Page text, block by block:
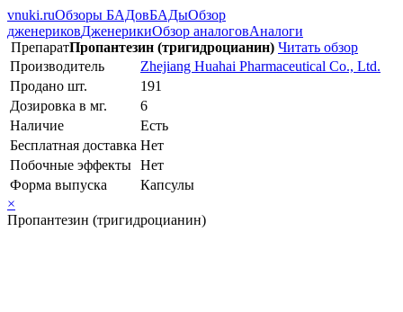
vnuki.ruОбзоры БАДовБАДыОбзор
дженериковДженерикиОбзор аналоговАналоги
ПрепаратПропантезин (тригидроцианин) Читать обзор
Производитель
Zhejiang Huahai Pharmaceutical Co., Ltd.
Продано шт.
191
Дозировка в мг.
6
Наличие
Есть
Бесплатная доставка Нет
Побочные эффекты Нет
Форма выпуска
Капсулы
×
Пропантезин (тригидроцианин)